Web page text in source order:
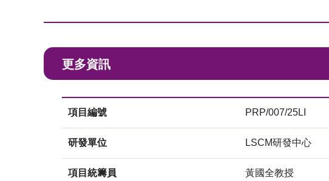
更多資訊
項目編號 PRP/007/25LI
研發單位 LSCM研發中心
項目統籌員 黃國全教授